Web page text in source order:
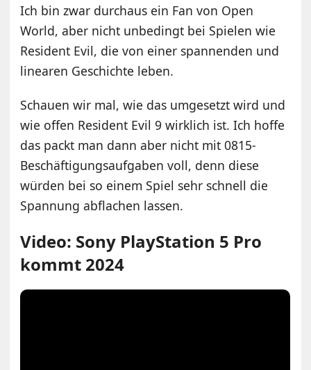
Ich bin zwar durchaus ein Fan von Open
World, aber nicht unbedingt bei Spielen wie
Resident Evil, die von einer spannenden und
linearen Geschichte leben.
Schauen wir mal, wie das umgesetzt wird und
wie offen Resident Evil 9 wirklich ist. Ich hoffe
das packt man dann aber nicht mit 0815-
Beschäftigungsaufgaben voll, denn diese
würden bei so einem Spiel sehr schnell die
Spannung abflachen lassen.
Video: Sony PlayStation 5 Pro
kommt 2024